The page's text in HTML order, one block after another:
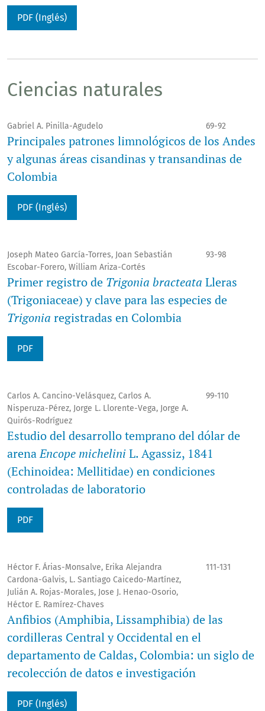
PDF (Inglés)
Ciencias naturales
Gabriel A. Pinilla-Agudelo 69-92
Principales patrones limnológicos de los Andes
y algunas áreas cisandinas y transandinas de
Colombia
PDF (Inglés)
Joseph Mateo García-Torres, Joan Sebastián
Escobar-Forero, William Ariza-Cortés
93-98
Primer registro de Trigonia bracteata Lleras
(Trigoniaceae) y clave para las especies de
Trigonia registradas en Colombia
PDF
Carlos A. Cancino-Velásquez, Carlos A.
Nisperuza-Pérez, Jorge L. Llorente-Vega, Jorge A.
Quirós-Rodríguez
99-110
Estudio del desarrollo temprano del dólar de
arenaEncope micheliniL. Agassiz, 1841
(Echinoidea: Mellitidae) en condiciones
controladas de laboratorio
PDF
Héctor F. Árias-Monsalve, Erika Alejandra
Cardona-Galvis, L. Santiago Caicedo-Martínez,
Julián A. Rojas-Morales, Jose J. Henao-Osorio,
Héctor E. Ramírez-Chaves
111-131
Anfibios (Amphibia, Lissamphibia) de las
cordilleras Central y Occidental en el
departamento de Caldas, Colombia: un siglo de
recolección de datos e investigación
PDF (Inglés)